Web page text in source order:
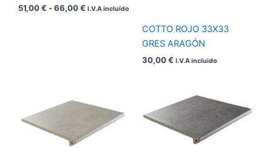
51,00€ -66,00€ I.V.A incluido
COTTO ROJO 33X33
GRES ARAGÓN
30,00€ I.V.A incluido